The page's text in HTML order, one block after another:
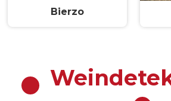
Bierzo